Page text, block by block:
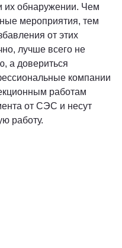
их обнаружении. Чем
мероприятия, тем
от этих
лучше всего не
а довериться
компании
работам
от СЭС и несут
работу.